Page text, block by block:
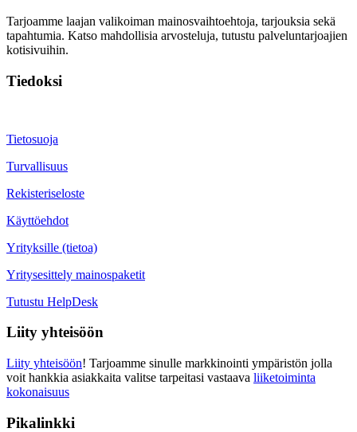
Tarjoamme laajan valikoiman mainosvaihtoehtoja, tarjouksia sekä
tapahtumia. Katso mahdollisia arvosteluja, tutustu palveluntarjoajien
kotisivuihin.
Tiedoksi
Tietosuoja
Turvallisuus
Rekisteriseloste
Käyttöehdot
Yrityksille (tietoa)
Yritysesittely mainospaketit
Tutustu HelpDesk
Liity yhteisöön
Liity yhteisöön! Tarjoamme sinulle markkinointi ympäristön jolla
voit hankkia asiakkaita valitse tarpeitasi vastaava liiketoiminta
kokonaisuus
Pikalinkki